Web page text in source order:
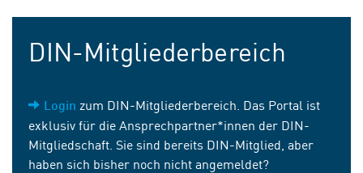
DIN-Mitgliederbereich
Login zum DIN-Mitgliederbereich. Das Portal ist
exklusiv für die Ansprechpartner*innen der DIN-
Mitgliedschaft. Sie sind bereits DIN-Mitglied, aber
haben sich bisher noch nicht angemeldet?